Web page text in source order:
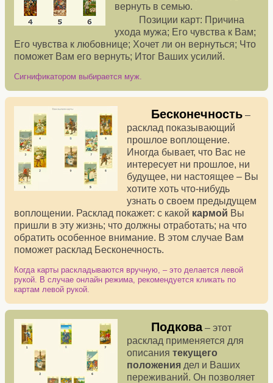
вернуть в семью.
Позиции карт: Причина
ухода мужа; Его чувства к Вам;
Его чувства к любовнице; Хочет ли он вернуться; Что
поможет Вам его вернуть; Итог Ваших усилий.
Сигнификатором выбирается муж.
Бесконечность –
расклад показывающий
прошлое воплощение.
Иногда бывает, что Вас не
интересует ни прошлое, ни
будущее, ни настоящее – Вы
хотите хоть что-нибудь
узнать о своем предыдущем
воплощении. Расклад покажет: с какой кармой Вы
пришли в эту жизнь; что должны отработать; на что
обратить особенное внимание. В этом случае Вам
поможет расклад Бесконечность.
Когда карты раскладываются вручную, – это делается левой
рукой. В случае онлайн режима, рекомендуется кликать по
картам левой рукой.
Подкова– этот
расклад применяется для
описания текущего
положения дел и Ваших
переживаний. Он позволяет